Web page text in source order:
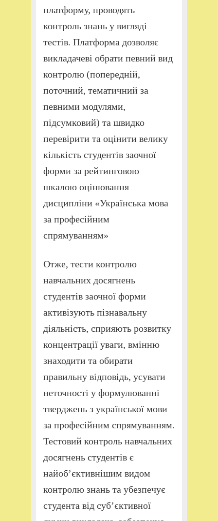
платформу, проводять
контроль знань у вигляді
тестів. Платформа дозволяє
викладачеві обрати певний вид
контролю (попередній,
поточний, тематичний за
певними модулями,
підсумковий) та швидко
перевірити та оцінити велику
кількість студентів заочної
форми за рейтинговою
шкалою оцінювання
дисципліни «Українська мова
за професійним
спрямуванням»
Отже, тести контролю
навчальних досягнень
студентів заочної форми
активізують пізнавальну
діяльність, сприяють розвитку
концентрації уваги, вмінню
знаходити та обирати
правильну відповідь, усувати
неточності у формулюванні
тверджень з української мови
за професійним спрямуванням.
Тестовий контроль навчальних
досягнень студентів є
найоб’єктивнішим видом
контролю знань та убезпечує
студента від суб’єктивної